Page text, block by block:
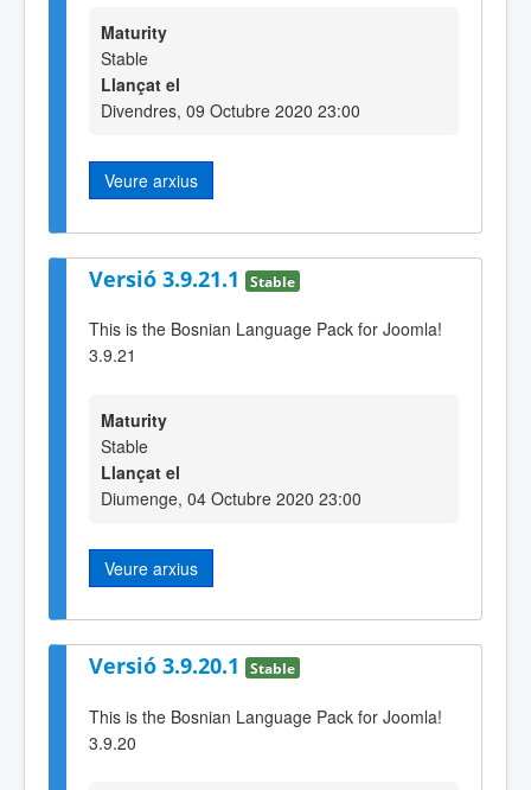
Maturity
Stable
Llançat el
Divendres, 09 Octubre 2020 23:00
Veure arxius
Versió 3.9.21.1 Stable
This is the Bosnian Language Pack for Joomla!
3.9.21
Maturity
Stable
Llançat el
Diumenge, 04 Octubre 2020 23:00
Veure arxius
Versió 3.9.20.1 Stable
This is the Bosnian Language Pack for Joomla!
3.9.20